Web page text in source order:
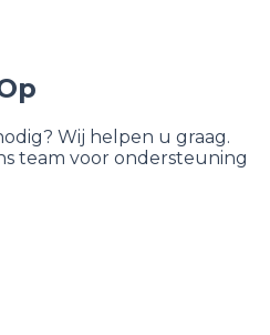
Wij helpen u graag.
team voor ondersteuning